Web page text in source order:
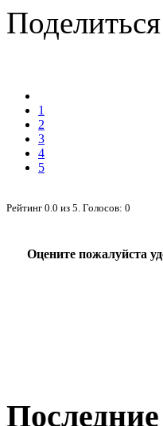
1
2
3
4
5
Рейтинг 0.0 из 5 . Голосов: 0
Оцените пожалуйста